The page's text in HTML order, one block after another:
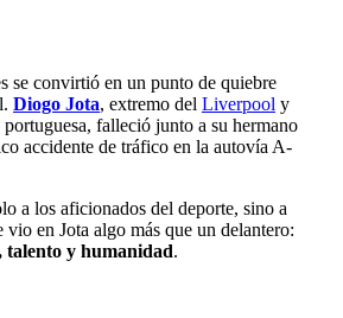
se convirtió en un punto de quiebre
Diogo Jota, extremo del Liverpool y
falleció junto a su hermano
accidente de tráfico en la autovía A-
a los aficionados del deporte, sino a
vio en Jota algo más que un delantero:
talento y humanidad.